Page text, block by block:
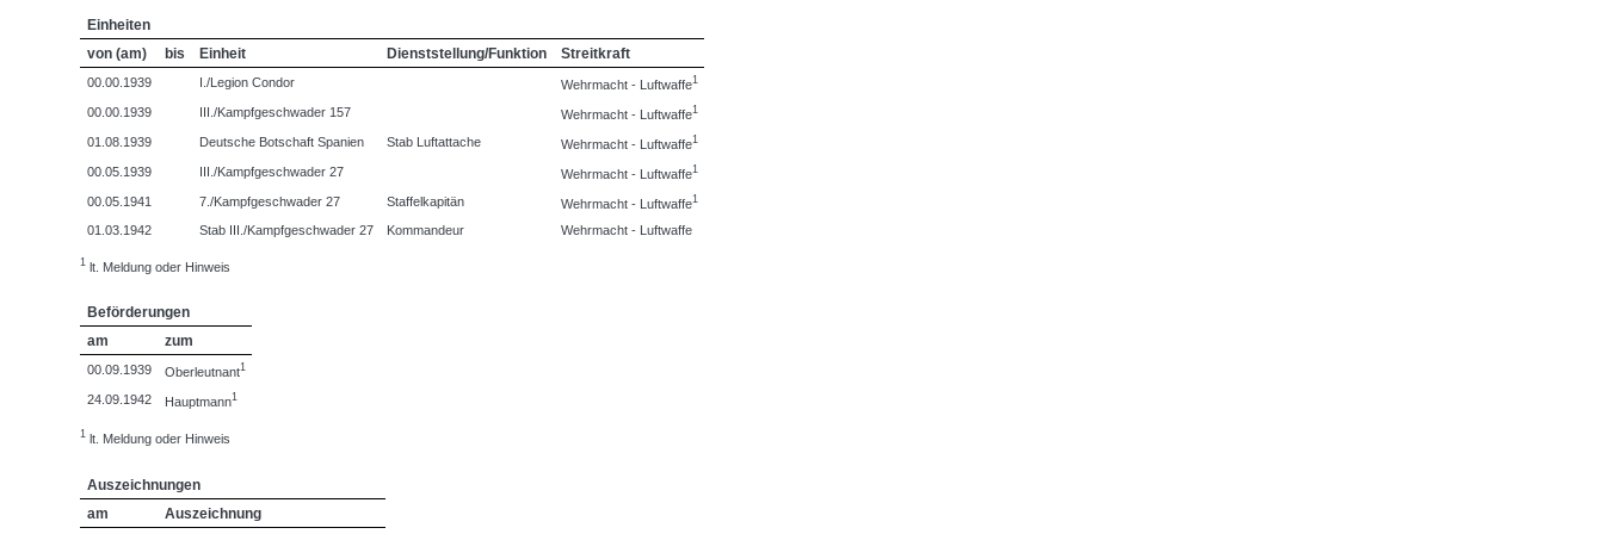
Einheiten
von (am)
bis Einheit Dienststellung/Funktion Streitkraft
00.00.1939 I./Legion Condor Wehrmacht - Luftwaffe1
00.00.1939 III./Kampfgeschwader 157 Wehrmacht - Luftwaffe1
01.08.1939 Deutsche Botschaft Spanien Stab Luftattache Wehrmacht - Luftwaffe1
00.05.1939 III./Kampfgeschwader 27 Wehrmacht - Luftwaffe1
00.05.1941 7./Kampfgeschwader 27 Staffelkapitän Wehrmacht - Luftwaffe1
01.03.1942 Stab III./Kampfgeschwader 27 Kommandeur Wehrmacht - Luftwaffe
1 lt. Meldung oder Hinweis
Beförderungen
am
zum
00.09.1939 Oberleutnant1
24.09.1942 Hauptmann1
1 lt. Meldung oder Hinweis
Auszeichnungen
am
Auszeichnung